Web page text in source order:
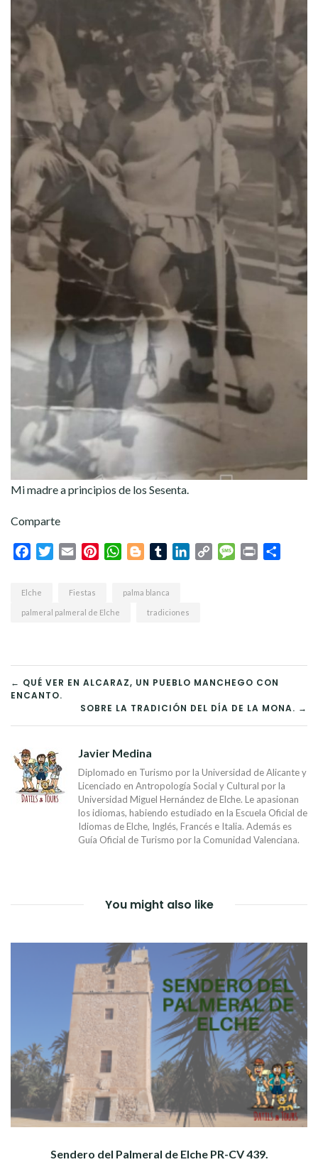
Mi madre a principios de los Sesenta.
Comparte
FacebookTwitterEmail PinterestWhatsAppBloggerTumblrLinkedIn
Copy
Message
Print
Elche Fiestas palma blanca
palmeral palmeral de Elche tradiciones
NAVEGACIÓN
DE
ENTRADAS
← QUÉ VER EN ALCARAZ, UN PUEBLO MANCHEGO CON
ENCANTO.
SOBRE LA TRADICIÓN DEL DÍA DE LA MONA. →
Javier Medina
Diplomado en Turismo por la Universidad de Alicante y
Licenciado en Antropología Social y Cultural por la
Universidad Miguel Hernández de Elche. Le apasionan
los idiomas, habiendo estudiado en la Escuela Oficial de
Idiomas de Elche, Inglés, Francés e Italia. Además es
Guía Oficial de Turismo por la Comunidad Valenciana.
You might also like
Sendero del Palmeral de Elche PR-CV 439.